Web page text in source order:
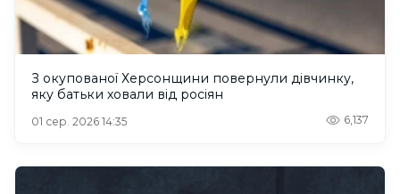
З окупованої Херсонщини повернули дівчинку,
яку батьки ховали від росіян
01 сер. 2026 14:35 6,137